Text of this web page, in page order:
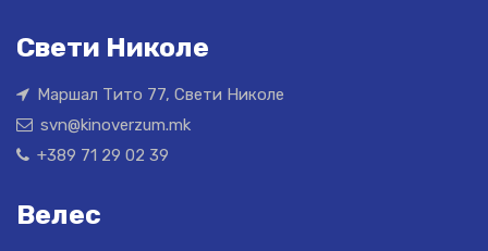
Свети Николе
Маршал Тито 77, Свети Николе
svn@kinoverzum.mk
+389 71 29 02 39
Велес